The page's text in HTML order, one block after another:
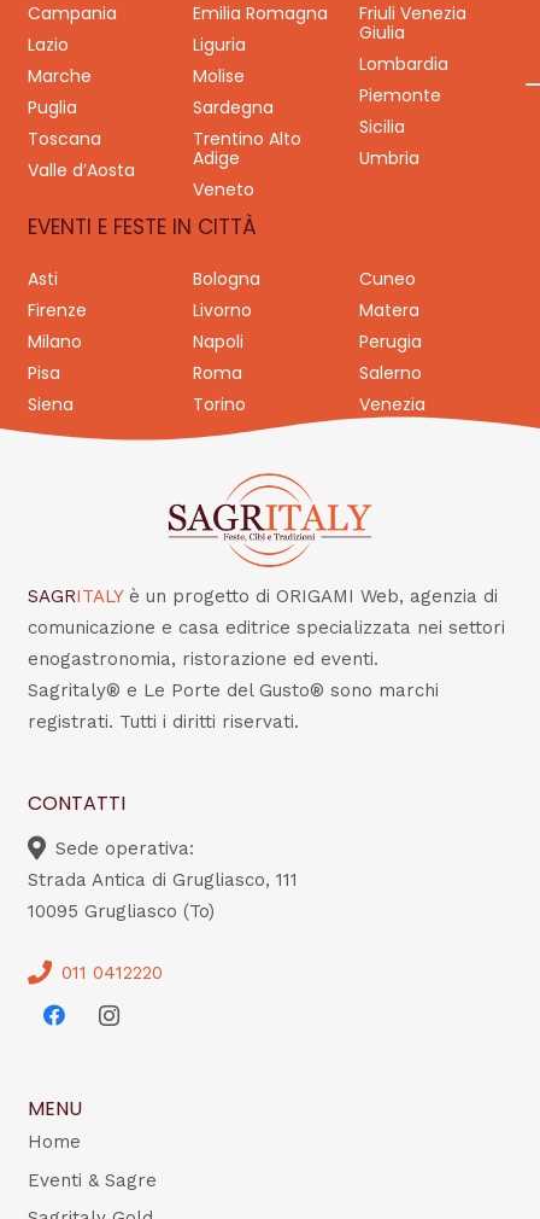
Campania
Emilia Romagna
Friuli Venezia
Giulia
Lazio
Liguria
Lombardia
Marche
Molise
Piemonte
Puglia
Sardegna
Sicilia
Toscana
Trentino Alto
Adige
Umbria
Valle d’Aosta
Veneto
EVENTI E FESTE IN CITTÀ
Asti Bologna
Cuneo
Firenze
Livorno
Matera
Milano
Napoli
Perugia
Pisa
Roma
Salerno
Siena
Torino Venezia
SAGRITALY è un progetto di ORIGAMI Web, agenzia di
comunicazione e casa editrice specializzata nei settori
enogastronomia, ristorazione ed eventi.
Sagritaly® e Le Porte del Gusto® sono marchi
registrati. Tutti i diritti riservati.
CONTATTI
Sede operativa:
Strada Antica di Grugliasco, 111
10095 Grugliasco (To)
011 0412220
MENU
Home
Eventi & Sagre